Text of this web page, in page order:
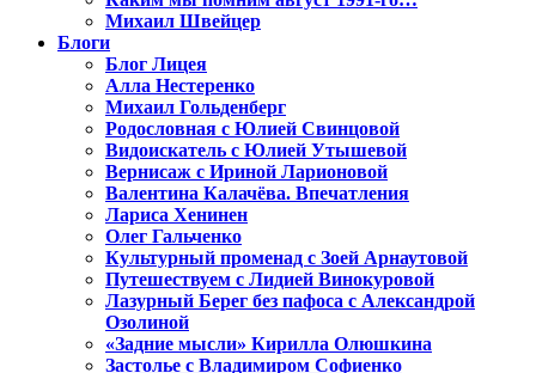
Михаил Швейцер
Блоги
Блог Лицея
Алла Нестеренко
Михаил Гольденберг
Родословная с Юлией Свинцовой
Видоискатель с Юлией Утышевой
Вернисаж с Ириной Ларионовой
Валентина Калачёва. Впечатления
Лариса Хенинен
Олег Гальченко
Культурный променад с Зоей Арнаутовой
Путешествуем с Лидией Винокуровой
Лазурный Берег без пафоса с Александрой
Озолиной
«Задние мысли» Кирилла Олюшкина
Застолье с Владимиром Софиенко